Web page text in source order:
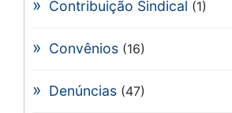
Contribuição Sindical (1)
Convênios (16)
Denúncias (47)